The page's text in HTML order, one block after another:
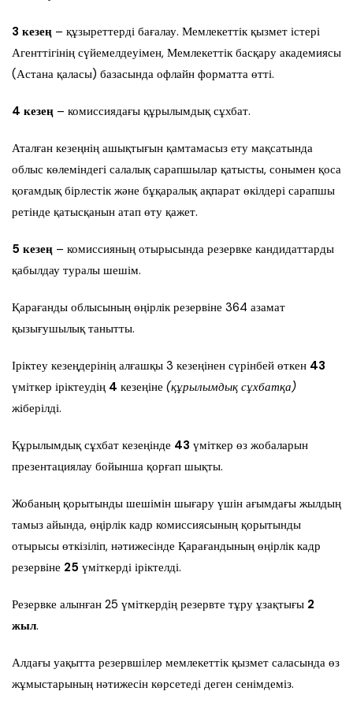
3 кезең – құзыреттерді бағалау. Мемлекеттік қызмет істері
Агенттігінің сүйемелдеуімен, Мемлекеттік басқару академиясы
(Астана қаласы) базасында офлайн форматта өтті.
4 кезең – комиссиядағы құрылымдық сұхбат.
Аталған кезеңнің ашықтығын қамтамасыз ету мақсатында
облыс көлеміндегі салалық сарапшылар қатысты, сонымен қоса
қоғамдық бірлестік және бұқаралық ақпарат өкілдері сарапшы
ретінде қатысқанын атап өту қажет.
5 кезең – комиссияның отырысында резервке кандидаттарды
қабылдау туралы шешім.
Қарағанды облысының өңірлік резервіне 364 азамат
қызығушылық танытты.
Іріктеу кезеңдерінің алғашқы 3 кезеңінен сүрінбей өткен 43
үміткер іріктеудің 4 кезеңіне (құрылымдық сұхбатқа)
жіберілді.
Құрылымдық сұхбат кезеңінде 43 үміткер өз жобаларын
презентациялау бойынша қорғап шықты.
Жобаның қорытынды шешімін шығару үшін ағымдағы жылдың
тамыз айында, өңірлік кадр комиссиясының қорытынды
отырысы өткізіліп, нәтижесінде Қарағандының өңірлік кадр
резервіне 25 үміткерді іріктелді.
Резервке алынған 25 үміткердің резервте тұру ұзақтығы 2
жыл.
Алдағы уақытта резервшілер мемлекеттік қызмет саласында өз
жұмыстарының нәтижесін көрсетеді деген сенімдеміз.